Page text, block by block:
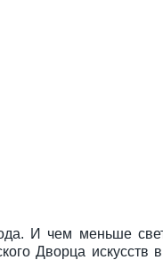
И чем меньше
Дворца искусств